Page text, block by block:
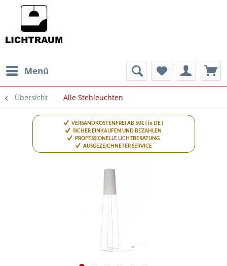
Menü
Übersicht Alle Stehleuchten
VERSANDKOSTENFREI AB 50€ ( in DE )
SICHER EINKAUFEN UND BEZAHLEN
PROFESSIONELLE LICHTBERATUNG
AUSGEZEICHNETER SERVICE